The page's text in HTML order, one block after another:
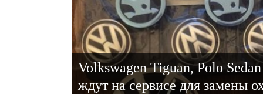
На Газонах Рязани
26 Ноября С 08:00 До 17:00 Будет Закрыт
Железнодорожный Переезд На 302 Км ПК 2
Перегона Кораблино - Ряжск-1
Зачем Нужна CRM-Система Для Отдела Продаж
Volkswagen Tiguan, Polo
ждут на сервисе для замены